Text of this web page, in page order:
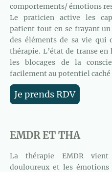
comportements/ émotions
Le praticien active les
patient tout en se frayant
des éléments de sa vie qui
thérapie. L’état de transe en
les blocages de la
facilement au potentiel caché
Je prends RDV
La thérapie EMDR
douloureux et les
EMDR ET THA